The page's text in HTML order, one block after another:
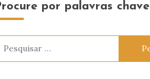
por palavras chave